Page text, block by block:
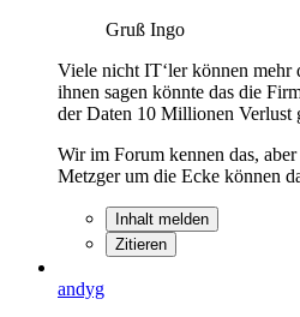
Gruß Ingo
Viele nicht IT‘ler können mehr
ihnen sagen könnte das die
der Daten 10 Millionen Verlust
Wir im Forum kennen das,
Metzger um die Ecke können
Inhalt melden
Zitieren
andyg